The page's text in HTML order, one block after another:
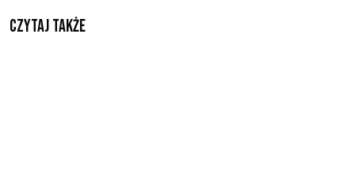
Czytaj także